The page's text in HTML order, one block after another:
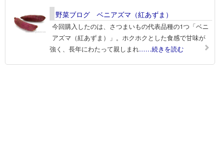
野菜ブログ ベニアズマ（紅あずま）
今回購入したのは、さつまいもの代表品種の1つ「ベニ
アズマ（紅あずま）」。ホクホクとした食感で甘味が
強く、長年にわたって親しまれ……続きを読む